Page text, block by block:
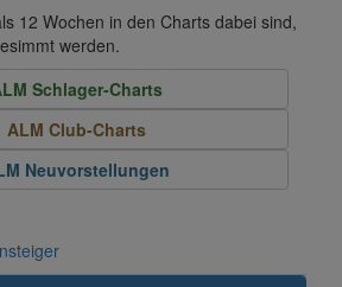
12 Wochen in den Charts dabei sind,
werden.
Schlager-Charts
ALM Club-Charts
Neuvorstellungen